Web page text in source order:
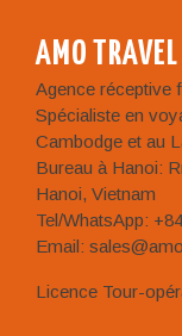
AMO TRAVEL
Agence réceptive
Spécialiste en
Cambodge et au
Bureau à Hanoi:
Hanoi, Vietnam
Tel/WhatsApp:
Email:
Licence Tour-